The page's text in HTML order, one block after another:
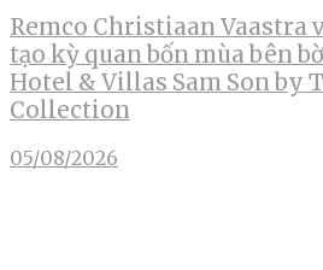
Remco Christiaan Vaastra
tạo kỳ quan bốn mùa bên
Hotel & Villas Sam Son by
Collection
05/08/2026